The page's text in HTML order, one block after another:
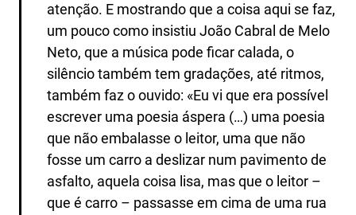
atenção. E mostrando que a coisa aqui se faz,
um pouco como insistiu João Cabral de Melo
Neto, que a música pode ficar calada, o
silêncio também tem gradações, até ritmos,
também faz o ouvido: «Eu vi que era possível
escrever uma poesia áspera (…) uma poesia
que não embalasse o leitor, uma que não
fosse um carro a deslizar num pavimento de
asfalto, aquela coisa lisa, mas que o leitor –
que é carro – passasse em cima de uma rua